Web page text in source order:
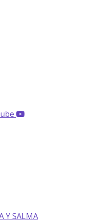
Y SALMA